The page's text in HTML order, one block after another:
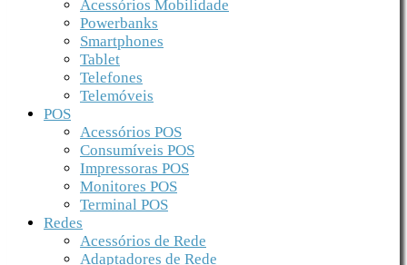
Acessórios Mobilidade
Powerbanks
Smartphones
Tablet
Telefones
Telemóveis
POS
Acessórios POS
Consumíveis POS
Impressoras POS
Monitores POS
Terminal POS
Redes
Acessórios de Rede
Adaptadores de Rede